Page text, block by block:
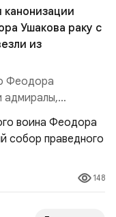
канонизации
Ушакова раку с
из
Феодора
адмиралы,
праведного
ВМФ России
148